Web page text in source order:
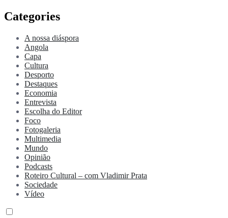
Categories
A nossa diáspora
Angola
Capa
Cultura
Desporto
Destaques
Economia
Entrevista
Escolha do Editor
Foco
Fotogaleria
Multimedia
Mundo
Opinião
Podcasts
Roteiro Cultural – com Vladimir Prata
Sociedade
Vídeo